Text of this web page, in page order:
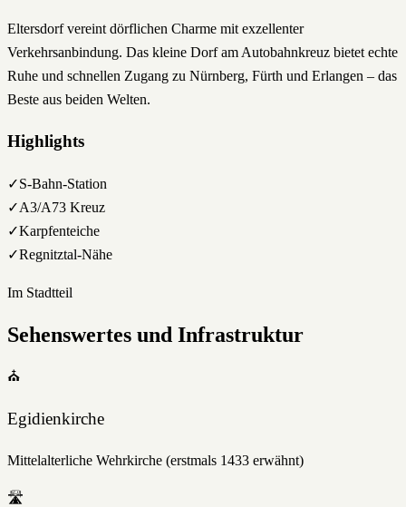
Eltersdorf vereint dörflichen Charme mit exzellenter
Verkehrsanbindung. Das kleine Dorf am Autobahnkreuz bietet echte
Ruhe und schnellen Zugang zu Nürnberg, Fürth und Erlangen – das
Beste aus beiden Welten.
Highlights
✓S-Bahn-Station
✓A3/A73 Kreuz
✓Karpfenteiche
✓Regnitztal-Nähe
Im Stadtteil
Sehenswertes und Infrastruktur
⛪
Egidienkirche
Mittelalterliche Wehrkirche (erstmals 1433 erwähnt)
🛣️